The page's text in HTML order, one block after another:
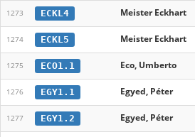
1273 ECKL4 Meister Eckhart
1274 ECKL5 Meister Eckhart
1275 ECO1.1 Eco, Umberto
1276 EGY1.1 Egyed, Péter
1277 EGY1.2 Egyed, Péter